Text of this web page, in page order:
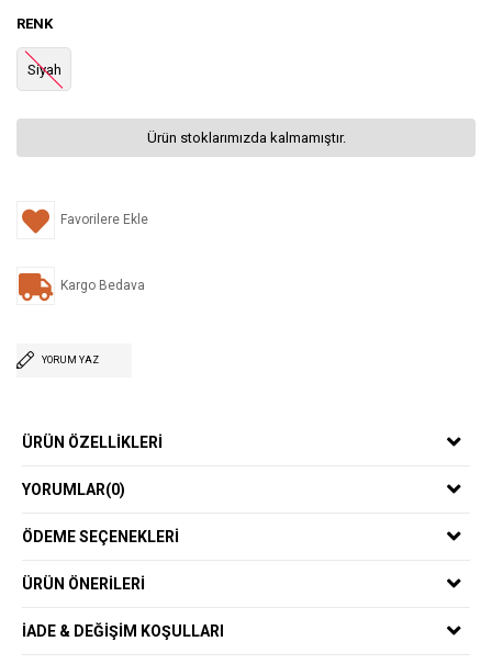
RENK
Siyah
Ürün stoklarımızda kalmamıştır.
Favorilere Ekle
Kargo Bedava
YORUM YAZ
ÜRÜN ÖZELLIKLERI
YORUMLAR(0)
ÖDEME SEÇENEKLERI
ÜRÜN ÖNERILERI
İADE & DEĞIŞIM KOŞULLARI